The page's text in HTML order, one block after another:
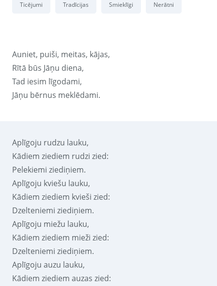
Ticējumi Tradīcijas Smieklīgi Nerātni
Auniet, puiši, meitas, kājas,
Rītā būs Jāņu diena,
Tad iesim līgodami,
Jāņu bērnus meklēdami.
Aplīgoju rudzu lauku,
Kādiem ziediem rudzi zied:
Pelekiemi ziediņiem.
Aplīgoju kviešu lauku,
Kādiem ziediem kvieši zied:
Dzelteniemi ziediņiem.
Aplīgoju miežu lauku,
Kādiem ziediem mieži zied:
Dzelteniemi ziediņiem.
Aplīgoju auzu lauku,
Kādiem ziediem auzas zied: